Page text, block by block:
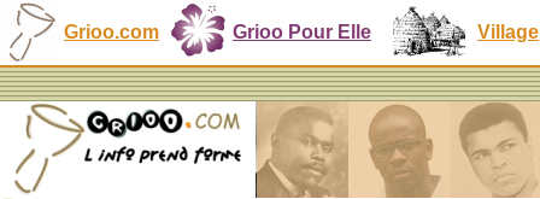
Grioo.com Grioo Pour Elle Village